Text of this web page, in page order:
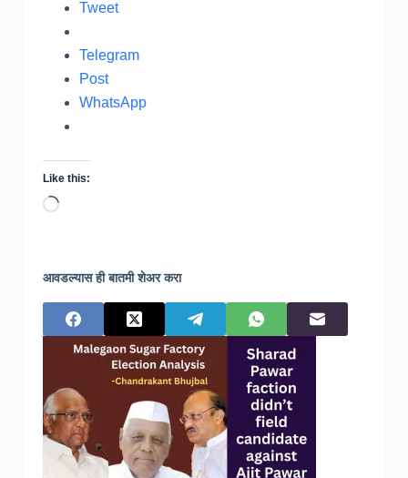
Tweet
Telegram
Post
WhatsApp
Like this:
Loading…
आवडल्यास ही बातमी शेअर करा